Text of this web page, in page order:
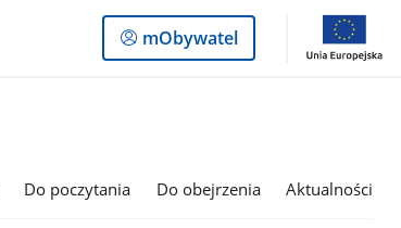
Logowanie
do
mObywatel
Do poczytania Do obejrzenia Aktualności